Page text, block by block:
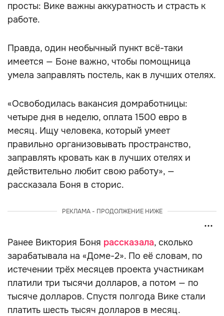
просты: Вике важны аккуратность и страсть к
работе.
Правда, один необычный пункт всё-таки
имеется — Боне важно, чтобы помощница
умела заправлять постель, как в лучших отелях.
«Освободилась вакансия домработницы:
четыре дня в неделю, оплата 1500 евро в
месяц. Ищу человека, который умеет
правильно организовывать пространство,
заправлять кровать как в лучших отелях и
действительно любит свою работу», —
рассказала Боня в сторис.
РЕКЛАМА - ПРОДОЛЖЕНИЕ НИЖЕ
Ранее Виктория Боня рассказала, сколько
зарабатывала на «Доме-2». По её словам, по
истечении трёх месяцев проекта участникам
платили три тысячи долларов, а потом — по
тысяче долларов. Спустя полгода Вике стали
платить шесть тысяч долларов в месяц.